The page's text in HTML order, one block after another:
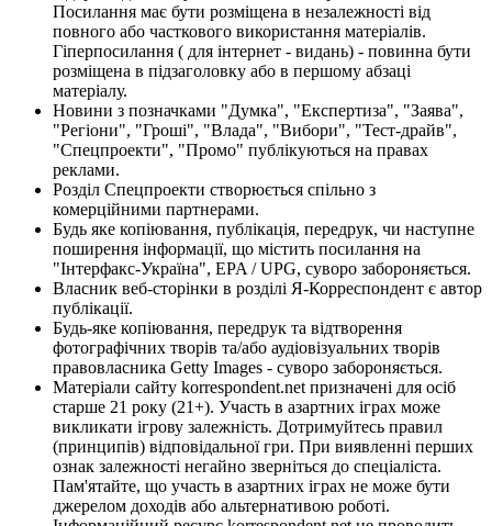
Посилання має бути розміщена в незалежності від
повного або часткового використання матеріалів.
Гіперпосилання ( для інтернет - видань) - повинна бути
розміщена в підзаголовку або в першому абзаці
матеріалу.
Новини з позначками "Думка", "Експертиза", "Заява",
"Регіони", "Гроші", "Влада", "Вибори", "Тест-драйв",
"Спецпроекти", "Промо" публікуються на правах
реклами.
Розділ Спецпроекти створюється спільно з
комерційними партнерами.
Будь яке копіювання, публікація, передрук, чи наступне
поширення інформації, що містить посилання на
"Інтерфакс-Україна", EPA / UPG, суворо забороняється.
Власник веб-сторінки в розділі Я-Корреспондент є автор
публікації.
Будь-яке копіювання, передрук та відтворення
фотографічних творів та/або аудіовізуальних творів
правовласника Getty Images - суворо забороняється.
Матеріали сайту korrespondent.net призначені для осіб
старше 21 року (21+). Участь в азартних іграх може
викликати ігрову залежність. Дотримуйтесь правил
(принципів) відповідальної гри. При виявленні перших
ознак залежності негайно зверніться до спеціаліста.
Пам'ятайте, що участь в азартних іграх не може бути
джерелом доходів або альтернативою роботі.